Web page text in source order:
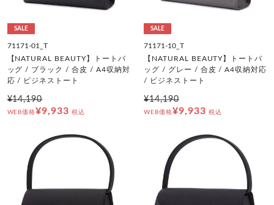
SALE
71171-01_T
【NATURAL BEAUTY】トートバ
ッグ / ブラック / 合皮 / A4収納対
応 / ビジネストート
¥14,190
WEB価格¥9,933 税込
SALE
71171-10_T
【NATURAL BEAUTY】トートバ
ッグ / グレー / 合皮 / A4収納対応
/ ビジネストート
¥14,190
WEB価格¥9,933 税込